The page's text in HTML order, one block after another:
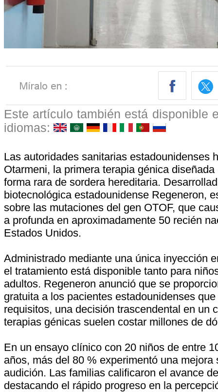
Este artículo también está disponible
idiomas:
Las autoridades sanitarias estadounidenses
Otarmeni, la primera terapia génica
forma rara de sordera hereditaria.
biotecnológica estadounidense Regeneron,
sobre las mutaciones del gen OTOF, que
a profunda en aproximadamente 50 recién
Estados Unidos.
Administrado mediante una única inyección
el tratamiento está disponible tanto para
adultos. Regeneron anunció que se
gratuita a los pacientes estadounidenses
requisitos, una decisión trascendental en un
terapias génicas suelen costar millones de
En un ensayo clínico con 20 niños de entre
años, más del 80 % experimentó una mejora
audición. Las familias calificaron el avance
destacando el rápido progreso en la